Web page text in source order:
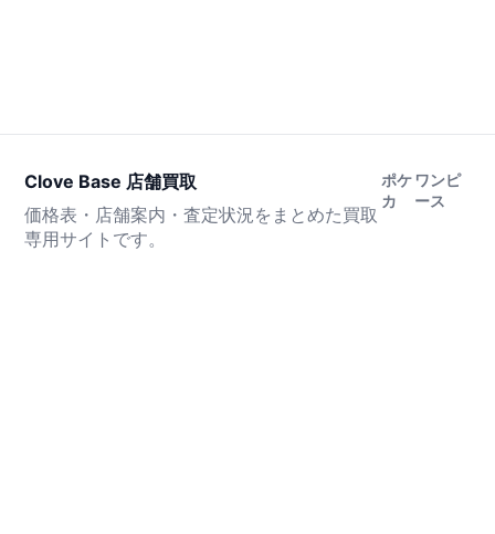
Clove Base 店舗買取
価格表・店舗案内・査定状況をまとめた買取
専用サイトです。
ポケ
カ
ワンピ
ース